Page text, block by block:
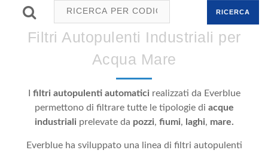
RICERCA
Filtri Autopulenti Industriali per
Acqua Mare
filtri autopulenti automatici realizzati da Everblue
permettono di filtrare tutte le tipologie di acque
industriali prelevate da pozzi, fiumi, laghi, mare.
Everblue ha sviluppato una linea di filtri autopulenti